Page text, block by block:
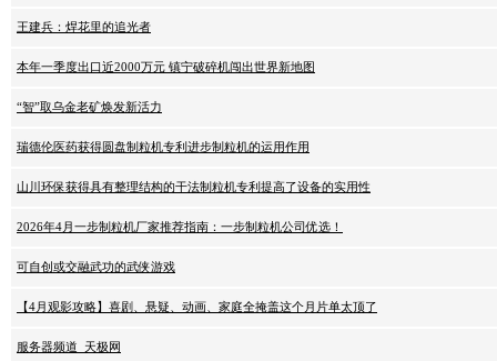
王建兵：焊花里的追光者
本年一季度出口近2000万元 镇宁破碎机闯出世界新地图
“智”取乌金老矿焕发新活力
瑞德伦医药获得圆盘制粒机专利进步制粒机的运用作用
山川环保获得具有整理结构的干法制粒机专利提高了设备的实用性
2026年4月一步制粒机厂家推荐指南：一步制粒机公司优选！
可自创或交融武功的武侠游戏
【4月观影攻略】喜剧、悬疑、动画、家庭全掩盖这个月片单太顶了
服务器频道_天极网